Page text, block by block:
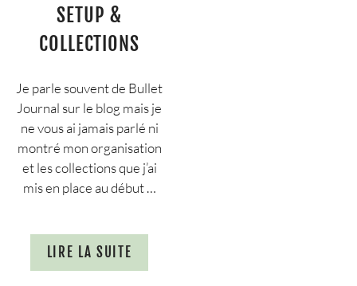
SETUP &
COLLECTIONS
Je parle souvent de Bullet
Journal sur le blog mais je
ne vous ai jamais parlé ni
montré mon organisation
et les collections que j’ai
mis en place au début …
LIRE LA SUITE